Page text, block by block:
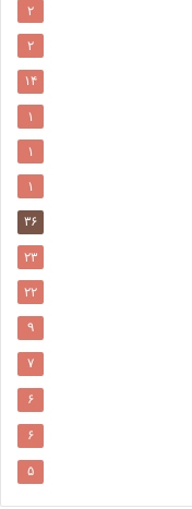
۲
۲
۱۴
۱
۱
۱
۳۶
۲۳
۲۲
۹
۷
۶
۶
۵